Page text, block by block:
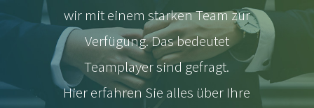
wir mit einem starken Team zur
Verfügung. Das bedeutet
Teamplayer sind gefragt.
Hier erfahren Sie alles über Ihre